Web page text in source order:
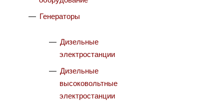
Генераторы
Дизельные
электростанции
Дизельные
высоковольтные
электростанции